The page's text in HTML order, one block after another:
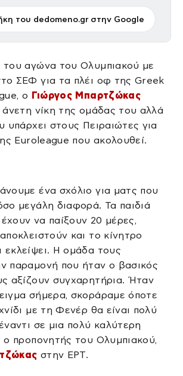
του dedomeno.gr στην Google
του αγώνα του Ολυμπιακού με
ΣΕΦ για τα πλέι οφ της Greek
ο Γιώργος Μπαρτζώκας
άνετη νίκη της ομάδας του αλλά
υπάρχει στους Πειραιώτες για
Euroleague που ακολουθεί.
ένα σχόλιο για ματς που
μεγάλη διαφορά. Τα παιδιά
να παίξουν 20 μέρες,
και το κίνητρο
εκλείψει. Η ομάδα τους
παραμονή που ήταν ο βασικός
αξίζουν συγχαρητήρια. Ήταν
σήμερα, σκοράραμε όποτε
με τη Φενέρ θα είναι πολύ
σε μια πολύ καλύτερη
ο προπονητής του Ολυμπιακού,
στην ΕΡΤ.